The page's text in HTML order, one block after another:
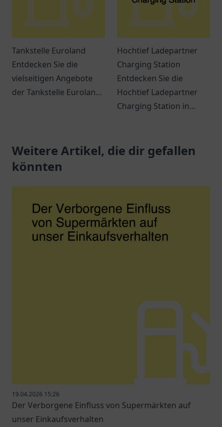
Tankstelle Euroland
Entdecken Sie die
vielseitigen Angebote
der Tankstelle Euroland
Hochtief Ladepartner
Charging Station
Entdecken Sie die
Hochtief Ladepartner
Charging Station in
für Elektrofahrzeuge in
zentraler Lage.
Weitere Artikel, die dir gefallen
könnten
19.04.2026 15:26
Der Verborgene Einfluss von Supermärkten auf
unser Einkaufsverhalten